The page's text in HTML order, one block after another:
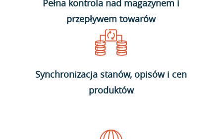
Pełna kontrola nad magazynem i
przepływem towarów
Synchronizacja stanów, opisów i cen
produktów